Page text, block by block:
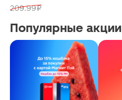
209.99 ₽
Популярные акции